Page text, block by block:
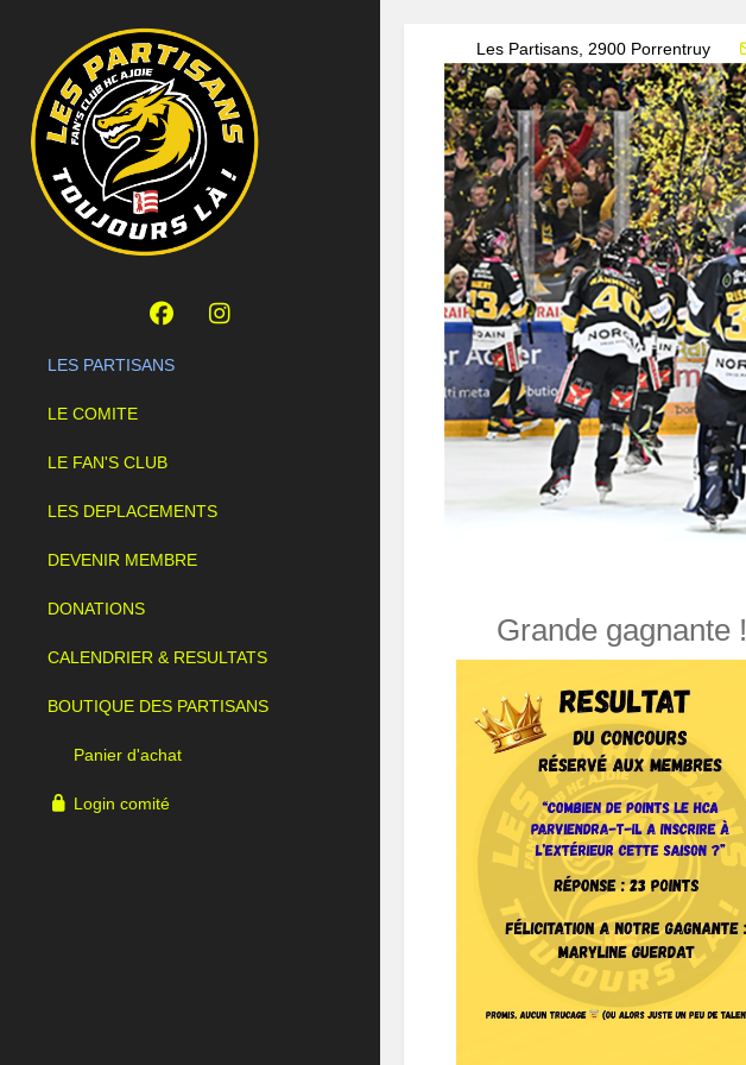
LES PARTISANS
LE COMITE
LE FAN'S CLUB
LES DEPLACEMENTS
DEVENIR MEMBRE
DONATIONS
CALENDRIER & RESULTATS
BOUTIQUE DES PARTISANS
Panier d'achat
Login comité
Les Partisans, 2900 Porrentruy
Grande gagnante !